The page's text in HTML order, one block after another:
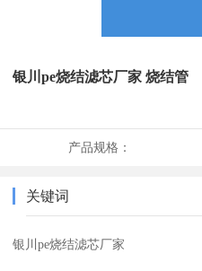
银川pe烧结滤芯厂家 烧结管
产品规格：
关键词
银川pe烧结滤芯厂家